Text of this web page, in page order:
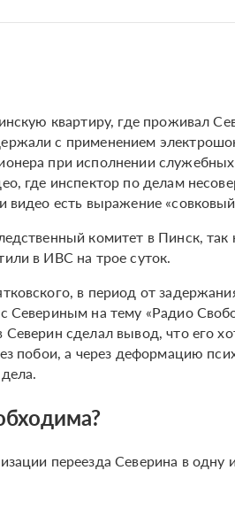
квартиру, где проживал
с применением
при исполнении
где инспектор по делам
видео есть выражение
комитет в Пинск,
в ИВС на трое суток.
в период от
Севериным на тему «Радио
сделал вывод, что его
побои, а через деформацию
переезда Северина в одну